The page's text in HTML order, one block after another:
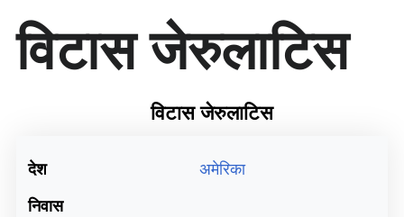
म
ग्री
प
विटास जेरुलाटिस
विटास जेरुलाटिस
देश
अमेरिका
निवास